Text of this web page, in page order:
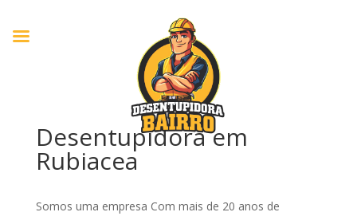
Desentupidora em
Rubiacea
Somos uma empresa Com mais de 20 anos de